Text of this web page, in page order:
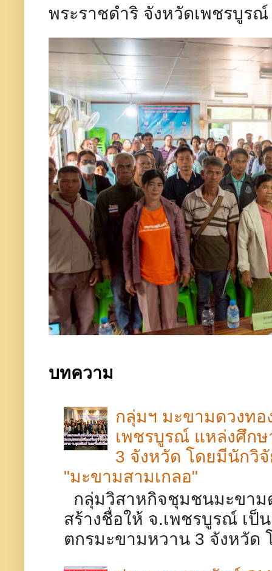
พระราชดำริ จังหวัดเพชร
บทความ
กลุ่มฯ มะขามดวงทอ
เพชรบูรณ์​ แหล่งศึก
3 จังหวัด โดยมีนักวิ
"มะขามสามเกลอ"
กลุ่มวิสาหกิจชุมชนมะขาม
สร้างชื่อให้ จ.เพชรบูรณ์​ เป็
ตกรมะขามหวาน 3 จังหวัด